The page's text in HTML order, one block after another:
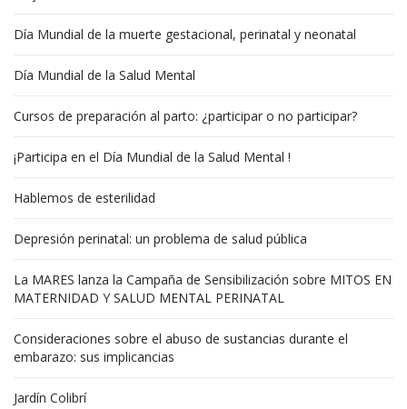
Día Mundial de la muerte gestacional, perinatal y neonatal
Día Mundial de la Salud Mental
Cursos de preparación al parto: ¿participar o no participar?
¡Participa en el Día Mundial de la Salud Mental !
Hablemos de esterilidad
Depresión perinatal: un problema de salud pública
La MARES lanza la Campaña de Sensibilización sobre MITOS EN
MATERNIDAD Y SALUD MENTAL PERINATAL
Consideraciones sobre el abuso de sustancias durante el
embarazo: sus implicancias
Jardín Colibrí